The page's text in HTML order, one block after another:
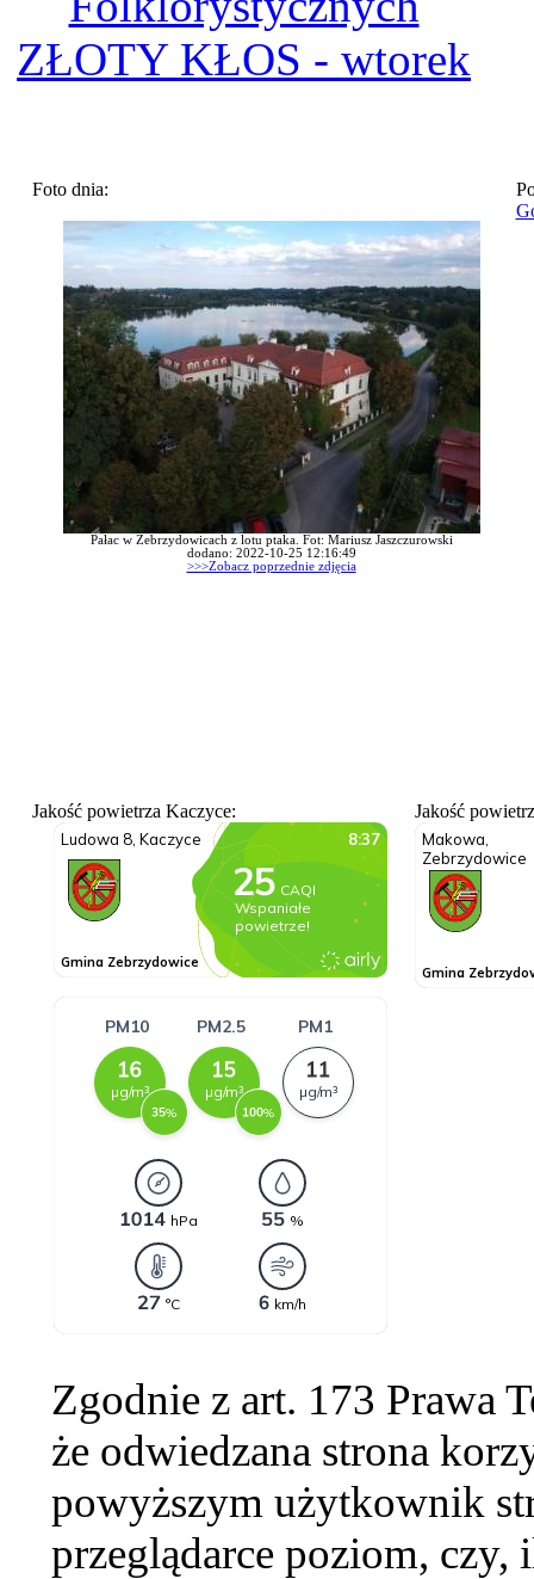
ZŁOTY KŁOS - wtorek
Foto dnia:
Pałac w Zebrzydowicach z lotu ptaka. Fot: Mariusz Jaszczurowski
dodano: 2022-10-25 12:16:49
>>>Zobacz poprzednie zdjęcia
Jakość powietrza Kaczyce: Jakość
Zgodnie z art. 173 Prawa
że odwiedzana strona
powyższym użytkownik
przeglądarce poziom,